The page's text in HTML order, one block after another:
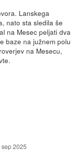
Lanskega
nato sta sledila še
na Mesec peljati dva
baze na južnem polu
na Mesecu,
sep 2025